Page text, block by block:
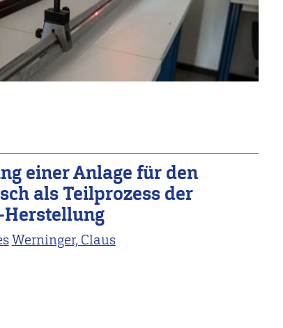
einer Anlage für den
als Teilprozess der
Werninger, Claus